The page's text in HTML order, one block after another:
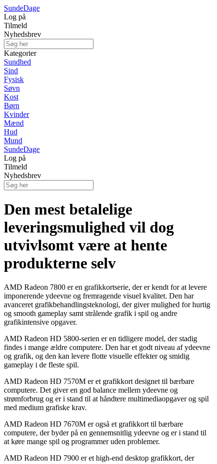
SundeDage
Log på
Tilmeld
Nyhedsbrev
Kategorier
Sundhed
Sind
Fysisk
Søvn
Kost
Børn
Kvinder
Mænd
Hud
Mund
SundeDage
Log på
Tilmeld
Nyhedsbrev
Den mest betalelige
leveringsmulighed vil dog
utvivlsomt være at hente
produkterne selv
AMD Radeon 7800 er en grafikkortserie, der er kendt for at levere
imponerende ydeevne og fremragende visuel kvalitet. Den har
avanceret grafikbehandlingsteknologi, der giver mulighed for hurtig
og smooth gameplay samt strålende grafik i spil og andre
grafikintensive opgaver.
AMD Radeon HD 5800-serien er en tidligere model, der stadig
findes i mange ældre computere. Den har et godt niveau af ydeevne
og grafik, og den kan levere flotte visuelle effekter og smidig
gameplay i de fleste spil.
AMD Radeon HD 7570M er et grafikkort designet til bærbare
computere. Det giver en god balance mellem ydeevne og
strømforbrug og er i stand til at håndtere multimediaopgaver og spil
med medium grafiske krav.
AMD Radeon HD 7670M er også et grafikkort til bærbare
computere, der byder på en gennemsnitlig ydeevne og er i stand til
at køre mange spil og programmer uden problemer.
AMD Radeon HD 7900 er et high-end desktop grafikkort, der